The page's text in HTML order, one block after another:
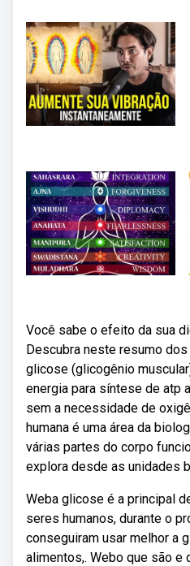
Você sabe o efeito da sua
Descubra neste resumo
glicose (glicogênio
energia para síntese de atp
sem a necessidade de
humana é uma área da
várias partes do corpo
explora desde as unidades
Weba glicose é a principal
seres humanos, durante o
conseguiram usar melhor a
alimentos,. Webo que são